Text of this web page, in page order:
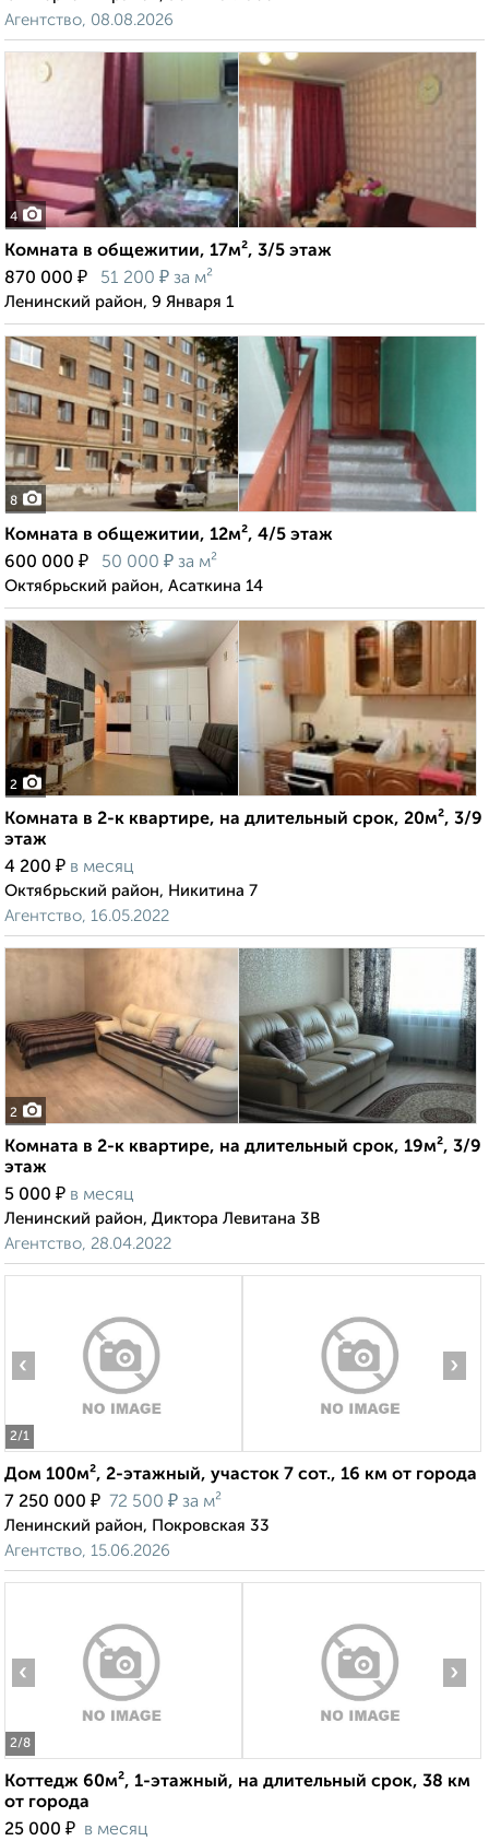
Агентство, 08.08.2026
4
Комната в общежитии, 17м², 3/5 этаж
870 000 ₽ 51 200 ₽ за м²
Ленинский район, 9 Января 1
8
Комната в общежитии, 12м², 4/5 этаж
600 000 ₽ 50 000 ₽ за м²
Октябрьский район, Асаткина 14
2
Комната в 2-к квартире, на длительный срок, 20м², 3/9
этаж
4 200 ₽ в месяц
Октябрьский район, Никитина 7
Агентство, 16.05.2022
2
Комната в 2-к квартире, на длительный срок, 19м², 3/9
этаж
5 000 ₽ в месяц
Ленинский район, Диктора Левитана 3В
Агентство, 28.04.2022
2/1
‹ ›
Дом 100м², 2-этажный, участок 7 сот., 16 км от города
7 250 000 ₽ 72 500 ₽ за м²
Ленинский район, Покровская 33
Агентство, 15.06.2026
2/8
‹ ›
Коттедж 60м², 1-этажный, на длительный срок, 38 км
от города
25 000 ₽ в месяц